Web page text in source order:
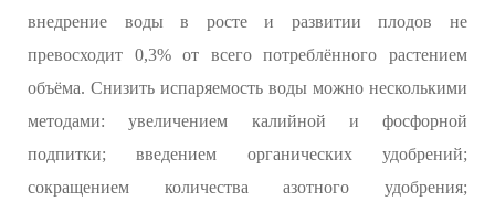
внедрение воды в росте и развитии плодов не
превосходит 0,3% от всего потреблённого растением
объёма. Снизить испаряемость воды можно несколькими
методами: увеличением калийной и фосфорной
подпитки; введением органических удобрений;
сокращением количества азотного удобрения;